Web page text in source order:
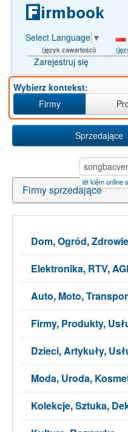
Select Language ▼
(język zawartości)
Zarejestruj się
Wybierz kontekst:
Firmy
Sprzedające
.ko| cách gửi tiền tiết kiệm online s|
Firmy sprzedające /
Dom, Ogród,
Elektronika, RTV,
Auto, Moto,
Firmy, Produkty,
Dzieci, Artykuły,
Moda, Uroda,
Kolekcje, Sztuka,